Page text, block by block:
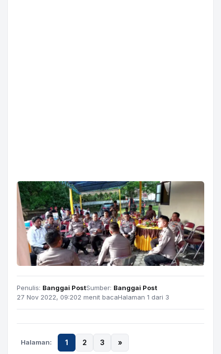
Penulis: Banggai PostSumber: Banggai Post
27 Nov 2022, 09:202 menit bacaHalaman 1 dari 3
Halaman: 1 2 3 »